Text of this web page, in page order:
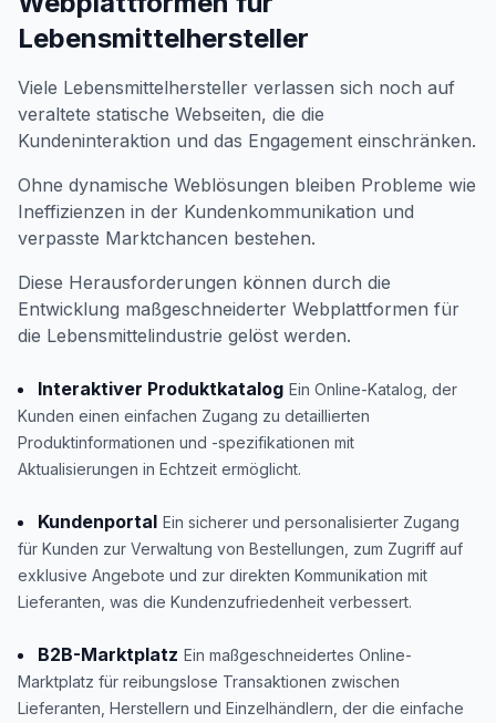
Lebensmittelhersteller
Viele Lebensmittelhersteller verlassen sich noch auf
veraltete statische Webseiten, die die
Kundeninteraktion und das Engagement einschränken.
Ohne dynamische Weblösungen bleiben Probleme wie
Ineffizienzen in der Kundenkommunikation und
verpasste Marktchancen bestehen.
Diese Herausforderungen können durch die
Entwicklung maßgeschneiderter Webplattformen für
die Lebensmittelindustrie gelöst werden.
Interaktiver Produktkatalog Ein Online-Katalog, der
Kunden einen einfachen Zugang zu detaillierten
Produktinformationen und -spezifikationen mit
Aktualisierungen in Echtzeit ermöglicht.
Kundenportal Ein sicherer und personalisierter Zugang
für Kunden zur Verwaltung von Bestellungen, zum Zugriff auf
exklusive Angebote und zur direkten Kommunikation mit
Lieferanten, was die Kundenzufriedenheit verbessert.
B2B-Marktplatz Ein maßgeschneidertes Online-
Marktplatz für reibungslose Transaktionen zwischen
Lieferanten, Herstellern und Einzelhändlern, der die einfache